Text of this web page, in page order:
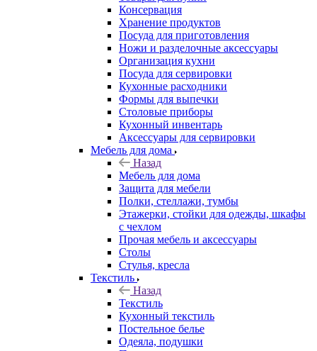
Консервация
Хранение продуктов
Посуда для приготовления
Ножи и разделочные аксессуары
Организация кухни
Посуда для сервировки
Кухонные расходники
Формы для выпечки
Столовые приборы
Кухонный инвентарь
Аксессуары для сервировки
Мебель для дома
Назад
Мебель для дома
Защита для мебели
Полки, стеллажи, тумбы
Этажерки, стойки для одежды, шкафы
с чехлом
Прочая мебель и аксессуары
Столы
Стулья, кресла
Текстиль
Назад
Текстиль
Кухонный текстиль
Постельное белье
Одеяла, подушки